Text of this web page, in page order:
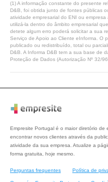
(1) A informação constante do presente
D&B, foi obtida junto de fontes públicas
atividade empresarial do ENI ou
utilizá-la dentro do âmbito empresarial
detete algum erro poderá solicitar a sua
Serviço de Apoio ao Cliente eInforma. O
publicado ou redistribuído, total ou
D&B. A Informa D&B tem a sua base de
Proteção de Dados (Autorização Nº 32/
Empresite Portugal é o maior diretório
encontrar novos clientes através da
atividade da sua empresa. Atualize a
forma gratuita, hoje mesmo.
Perguntas frequentes Política de